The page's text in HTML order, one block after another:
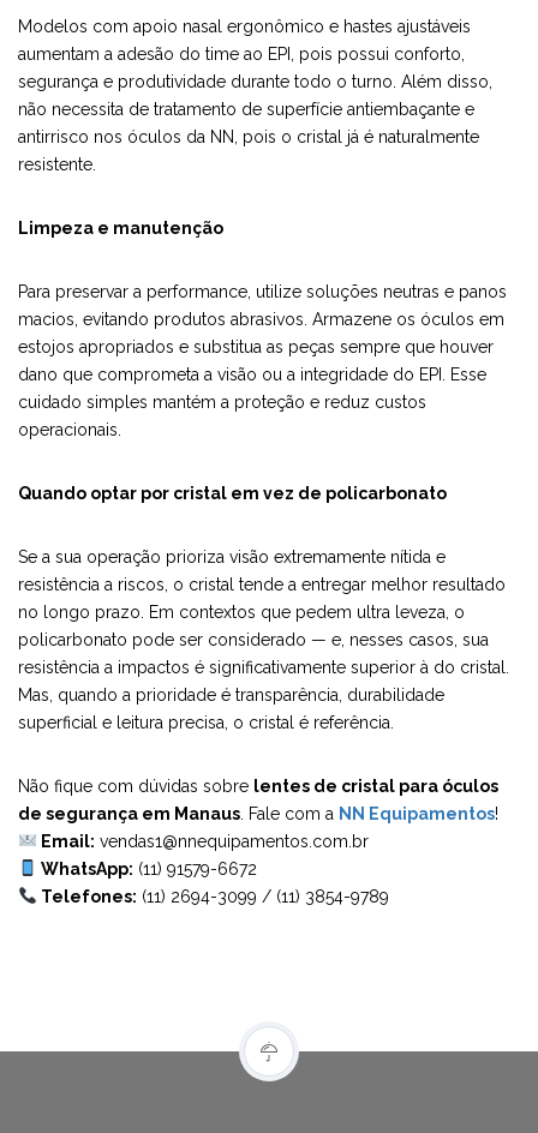
Modelos com apoio nasal ergonômico e hastes ajustáveis
aumentam a adesão do time ao EPI, pois possui conforto,
segurança e produtividade durante todo o turno. Além disso,
não necessita de tratamento de superfície antiembaçante e
antirrisco nos óculos da NN, pois o cristal já é naturalmente
resistente.
Limpeza e manutenção
Para preservar a performance, utilize soluções neutras e panos
macios, evitando produtos abrasivos. Armazene os óculos em
estojos apropriados e substitua as peças sempre que houver
dano que comprometa a visão ou a integridade do EPI. Esse
cuidado simples mantém a proteção e reduz custos
operacionais.
Quando optar por cristal em vez de policarbonato
Se a sua operação prioriza visão extremamente nítida e
resistência a riscos, o cristal tende a entregar melhor resultado
no longo prazo. Em contextos que pedem ultra leveza, o
policarbonato pode ser considerado — e, nesses casos, sua
resistência a impactos é significativamente superior à do cristal.
Mas, quando a prioridade é transparência, durabilidade
superficial e leitura precisa, o cristal é referência.
Não fique com dúvidas sobre lentes de cristal para óculos
de segurança em Manaus . Fale com a NN Equipamentos!
Email: vendas1@nnequipamentos.com.br
WhatsApp: (11) 91579-6672
Telefones: (11) 2694-3099 / (11) 3854-9789